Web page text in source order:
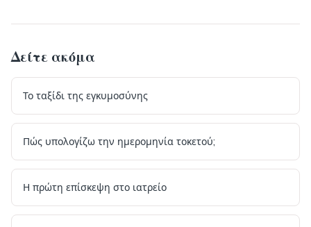
Δείτε ακόμα
Το ταξίδι της εγκυμοσύνης
Πώς υπολογίζω την ημερομηνία τοκετού;
Η πρώτη επίσκεψη στο ιατρείο